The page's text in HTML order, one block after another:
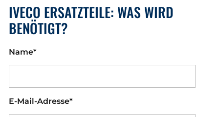
IVECO ERSATZTEILE: WAS WIRD
BENÖTIGT?
Name*
E-Mail-Adresse*